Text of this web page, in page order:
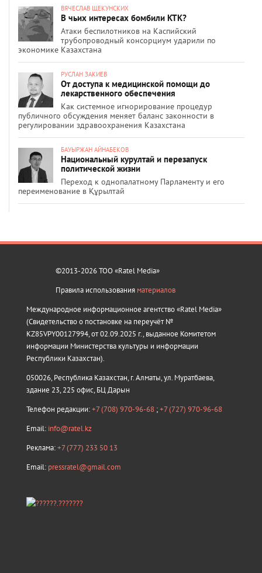
ВЯЧЕСЛАВ ЩЕКУНСКИХ
В чьих интересах бомбили КТК?
Атаки беспилотников на Каспийский
трубопроводный консорциум ударили по
экономике Казахстана
РУСЛАН ЗАКИЕВ
От доступа к медицинской помощи до
лекарственного обеспечения
Как системное игнорирование процедур
публичного обсуждения меняет баланс законности в
регулировании здравоохранения Казахстана
БАУЫРЖАН АЙНАБЕКОВ
Национальный курултай и перезапуск
политической жизни
Переход к однопалатному Парламенту и его
переименование в Құрылтай
©2013-2026 ТОО «Ratel Media»
Правила использования материалов
Международное информационное агентство «Ratel Media»
(Свидетельство о постановке на переучёт №
KZ85VPY00127994, от 02.09.2025 г., выданное Комитетом
информации Министерства культуры и информации
Республики Казахстан).
050026, Республика Казахстан, г. Алматы, ул. Муратбаева,
здание 23, 225 офис, БЦ Дарын
Телефон редакции:+7 (708) 970-96-68 ;+7 (727) 970-96-68
Email: info@ratel.kz
Реклама:+7 (777) 233 50 13
Email: pressratel@gmail.com